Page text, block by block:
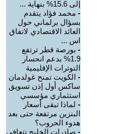
إلى 15.6% بنهاية ...
- محمد فؤاد يتقدم
بسؤال برلماني حول
العائد الاقتصادي لاتفاق
اس ...
- بورصة قطر ترتفع
1.9% بدعم انحسار
التوترات الإقليمية
- الكويت تمنح غولدمان
ساكس أول إذن تسويق
استثماري مؤسسي
- لماذا تبقى أسعار
البنزين مرتفعة حتى بعد
هدوء الحروب؟
- صادرات الخليج تتعافى